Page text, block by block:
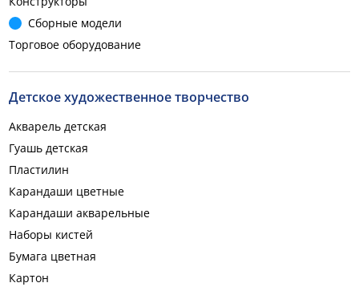
Сборные модели
Торговое оборудование
Детское художественное творчество
Акварель детская
Гуашь детская
Пластилин
Карандаши цветные
Карандаши акварельные
Наборы кистей
Бумага цветная
Картон